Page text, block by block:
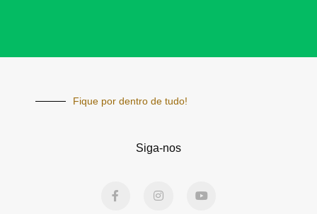
Fique por dentro de tudo!
Siga-nos
a
n
o